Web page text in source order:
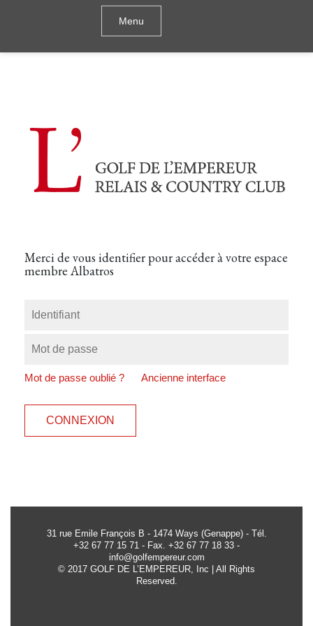
Réservation albatros
Merci de vous identifier pour accéder à votre espace
membre Albatros
Mot de passe oublié ? Ancienne interface
CONNEXION
31 rue Emile François B - 1474 Ways (Genappe) - Tél.
+32 67 77 15 71 - Fax. +32 67 77 18 33 -
info@golfempereur.com
© 2017 GOLF DE L’EMPEREUR, Inc | All Rights
Reserved.
Menu